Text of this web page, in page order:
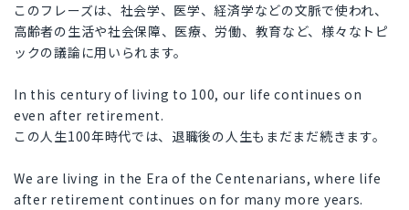
このフレーズは、社会学、医学、経済学などの文脈で使われ、
高齢者の生活や社会保障、医療、労働、教育など、様々なトピ
ックの議論に用いられます。
In this century of living to 100, our life continues on
even after retirement.
この人生100年時代では、退職後の人生もまだまだ続きます。
We are living in the Era of the Centenarians, where life
after retirement continues on for many more years.